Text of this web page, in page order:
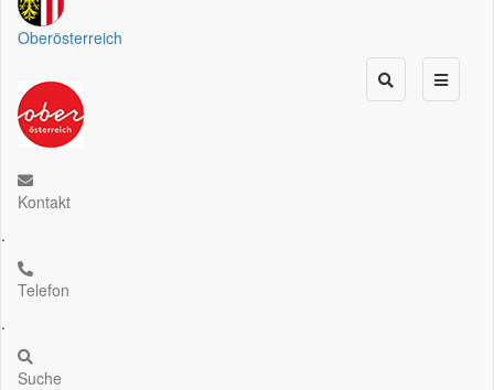
Oberösterreich
Kontakt
.
Telefon
.
Suche